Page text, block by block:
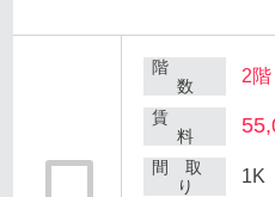
階
数
2階
賃
料
間 取
り
1K